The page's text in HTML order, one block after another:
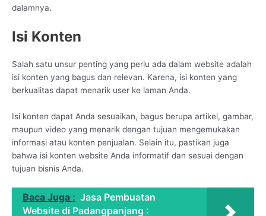
dalamnya.
Isi Konten
Salah satu unsur penting yang perlu ada dalam website adalah
isi konten yang bagus dan relevan. Karena, isi konten yang
berkualitas dapat menarik user ke laman Anda.
Isi konten dapat Anda sesuaikan, bagus berupa artikel, gambar,
maupun video yang menarik dengan tujuan mengemukakan
informasi atau konten penjualan. Selain itu, pastikan juga
bahwa isi konten website Anda informatif dan sesuai dengan
tujuan bisnis Anda.
Baca Juga : Jasa Pembuatan
Website di Padangpanjang :